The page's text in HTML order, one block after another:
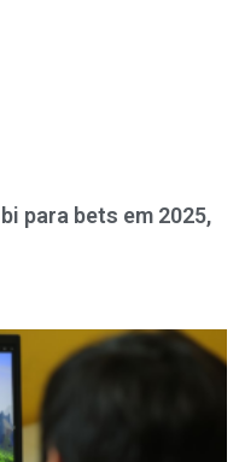
para bets em 2025,